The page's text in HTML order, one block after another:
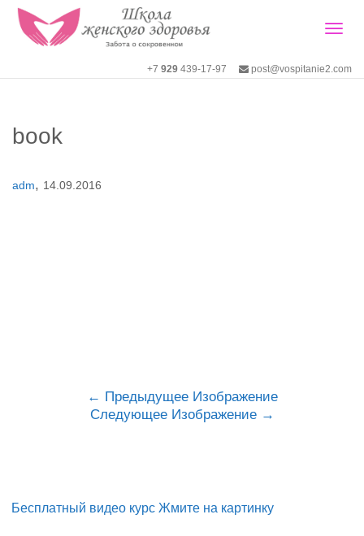
+7 929 439-17-97 post@vospitanie2.com
book
adm, 14.09.2016
Предыдущее Изображение
Следующее Изображение
Бесплатный видео курс Жмите на картинку